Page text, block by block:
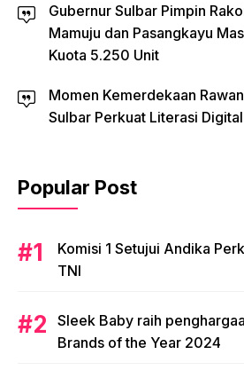
Gubernur Sulbar Pimpin
Mamuju dan Pasangkayu
Kuota 5.250 Unit
Momen Kemerdekaan
Sulbar Perkuat Literasi
Popular Post
Komisi 1 Setujui Andika
TNI
Sleek Baby raih
Brands of the Year 2024